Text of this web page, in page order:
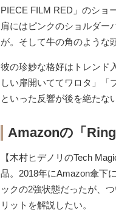
PIECE FILM RED」のショ
肩にはピンクのショルダー
が。そして牛の角のような
彼の珍妙な格好はトレンド
しい扉開いててワロタ」「
といった反響が後を絶たな
Amazonの「
【木村ヒデノリのTech
品。2018年にAmazon傘下
ックの2強状態だったが、
リットを解説したい。